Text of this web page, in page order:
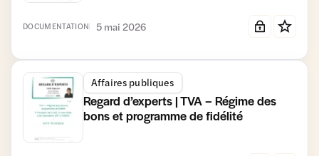
DOCUMENTATION 5 mai 2026
Affaires publiques
Regard d’experts | TVA – Régime des
bons et programme de fidélité